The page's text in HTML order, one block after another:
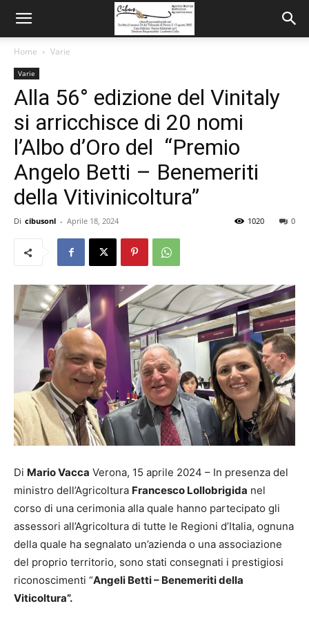
Home Varie
Varie
Alla 56° edizione del Vinitaly
si arricchisce di 20 nomi
l’Albo d’Oro del “Premio
Angelo Betti – Benemeriti
della Vitivinicoltura”
Di cibusonl - Aprile 18, 2024 0
1020
Di Mario Vacca Verona, 15 aprile 2024 – In presenza del
ministro dell’Agricoltura Francesco Lollobrigida nel
corso di una cerimonia alla quale hanno partecipato gli
assessori all’Agricoltura di tutte le Regioni d’Italia, ognuna
della quale ha segnalato un’azienda o una associazione
del proprio territorio, sono stati consegnati i prestigiosi
riconoscimenti “Angeli Betti – Benemeriti della
Viticoltura”.